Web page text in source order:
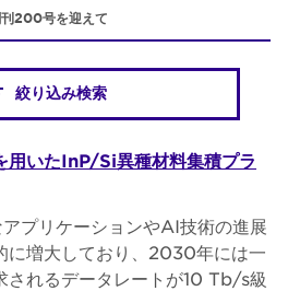
200号を迎えて
絞り込み検索
用いたInP/Si異種材料集積プラ
プリケーションやAI技術の進展
に増大しており、2030年には一
されるデータレートが10 Tb/s級